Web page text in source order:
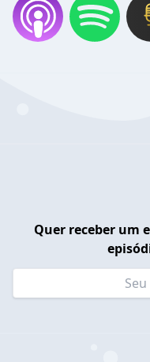
Quer receber um